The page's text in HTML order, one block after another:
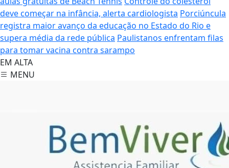
deve começar na infância, alerta cardiologista Porciúncula
registra maior avanço da educação no Estado do Rio e
supera média da rede pública Paulistanos enfrentam filas
para tomar vacina contra sarampo
EM ALTA
MENU